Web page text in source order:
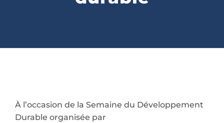
À l’occasion de la Semaine du Développement
Durable organisée par